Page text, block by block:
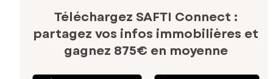
Téléchargez SAFTI Connect :
partagez vos infos immobilières et
gagnez 875€ en moyenne